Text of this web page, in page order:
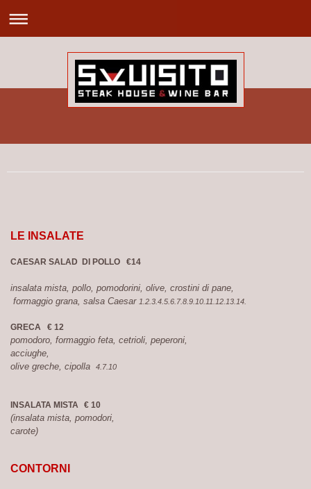
LE INSALATE
CAESAR SALAD DI POLLO €14
insalata mista, pollo, pomodorini, olive, crostini di pane,
formaggio grana, salsa Caesar 1.2.3.4.5.6.7.8.9.10.11.12.13.14.
GRECA € 12
pomodoro, formaggio feta, cetrioli, peperoni,
acciughe,
olive greche, cipolla
4.7.10
INSALATA MISTA € 10
(insalata mista, pomodori,
carote)
CONTORNI